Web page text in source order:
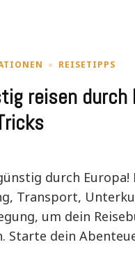
REISETIPPS
reisen durch
durch
Transport,
um dein
Starte dein